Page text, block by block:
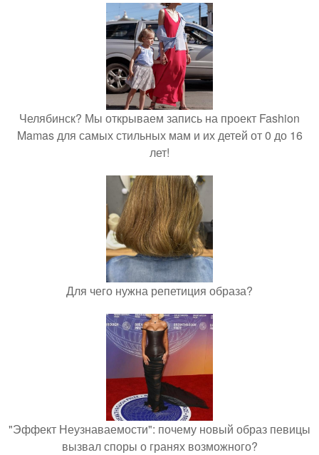
Челябинск? Мы открываем запись на проект Fashion
Mamas для самых стильных мам и их детей от 0 до 16
лет!
Для чего нужна репетиция образа?
"Эффект Неузнаваемости": почему новый образ певицы
вызвал споры о гранях возможного?